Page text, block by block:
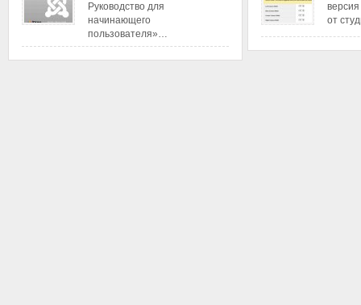
Руководство для
начинающего
пользователя»…
от